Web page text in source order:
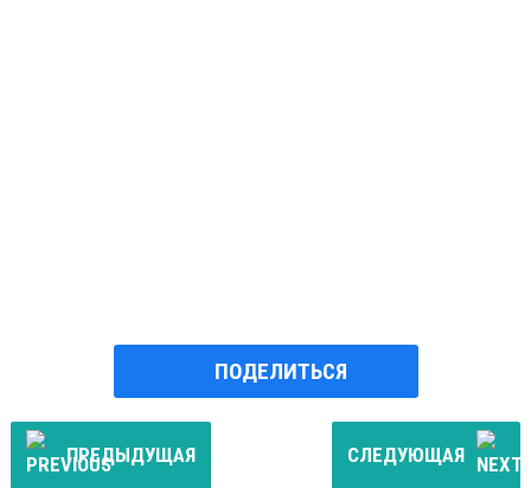
ПОДЕЛИТЬСЯ
ПРЕДЫДУЩАЯ СЛЕДУЮЩАЯ